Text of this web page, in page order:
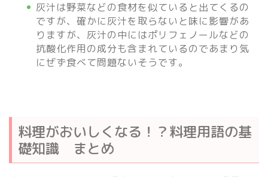
灰汁は野菜などの食材を似ていると出てくるの
ですが、確かに灰汁を取らないと味に影響があ
りますが、灰汁の中にはポリフェノールなどの
抗酸化作用の成分も含まれているのであまり気
にぜず食べて問題ないそうです。
料理がおいしくなる！？料理用語の基
礎知識 まとめ